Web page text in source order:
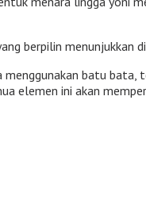
berpilin menunjukkan
menggunakan batu
elemen ini akan